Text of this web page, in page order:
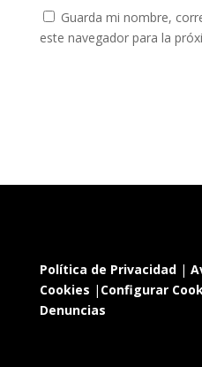
Guarda mi nombre,
este navegador para la
Política de Privacidad|
Cookies | Configurar
Denuncias